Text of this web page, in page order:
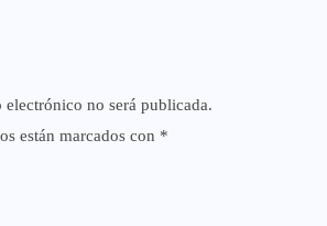
no será publicada.
están marcados con *